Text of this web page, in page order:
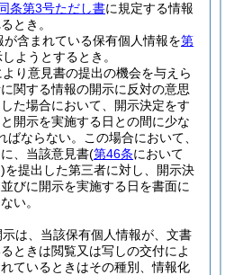
条第3号ただし書に規定する情報
とき。
含まれている保有個人情報を第
ようとするとき。
り意見書の提出の機会を与えら
関する情報の開示に反対の意思
た場合において、開示決定をす
開示を実施する日との間に少な
ばならない。
この場合において、
、当該意見書(第46条において
を提出した第三者に対し、開示決
びに開示を実施する日を書面に
い。
は、当該保有個人情報が、文書
ときは閲覧又は写しの交付によ
ているときはその種別、情報化